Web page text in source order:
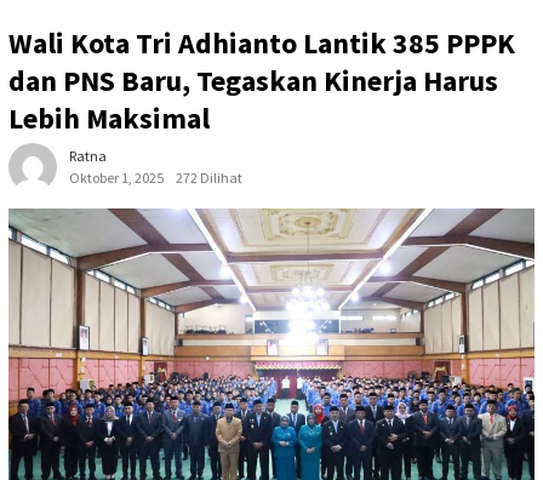
Wali Kota Tri Adhianto Lantik 385 PPPK
dan PNS Baru, Tegaskan Kinerja Harus
Lebih Maksimal
Ratna
Oktober 1, 2025
272 Dilihat